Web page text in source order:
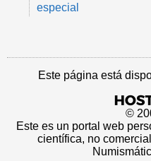
especial
Este página está
©
Este es un portal web
científica, no